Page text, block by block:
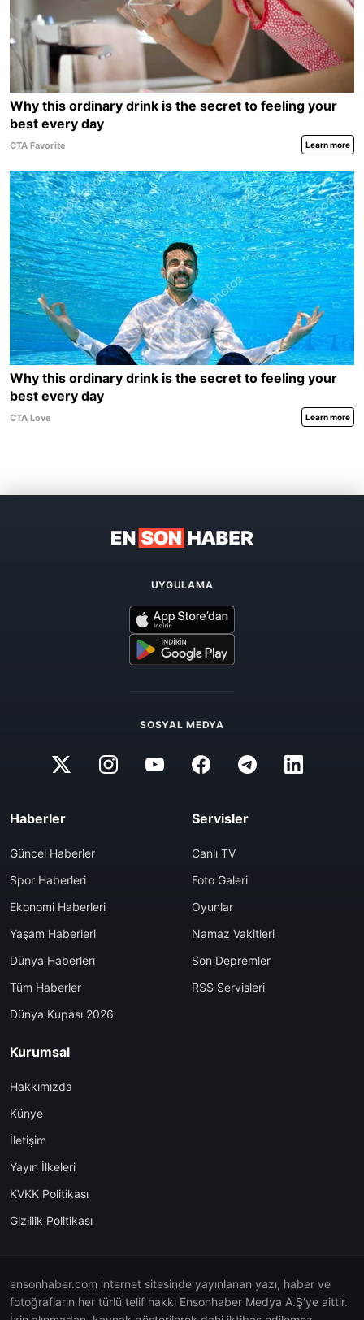
UYGULAMA
SOSYAL MEDYA
Haberler
Güncel Haberler
Spor Haberleri
Ekonomi Haberleri
Yaşam Haberleri
Dünya Haberleri
Tüm Haberler
Dünya Kupası 2026
Servisler
Canlı TV
Foto Galeri
Oyunlar
Namaz Vakitleri
Son Depremler
RSS Servisleri
Kurumsal
Hakkımızda
Künye
İletişim
Yayın İlkeleri
KVKK Politikası
Gizlilik Politikası
ensonhaber.com internet sitesinde yayınlanan yazı, haber ve
fotoğrafların her türlü telif hakkı Ensonhaber Medya A.Ş'ye aittir.